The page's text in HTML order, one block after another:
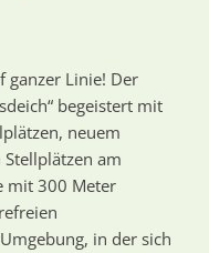
ganzer Linie! Der
begeistert mit
neuem
am
mit 300 Meter
in der sich